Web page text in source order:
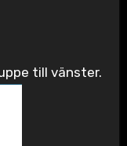
till vänster.